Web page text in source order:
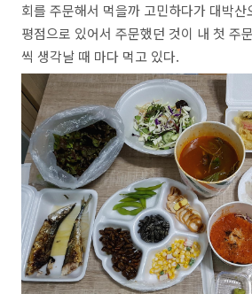
회를 주문해서 먹을까 고민하다가 대박
평점으로 있어서 주문했던 것이 내 첫 주
씩 생각날 때 마다 먹고 있다.